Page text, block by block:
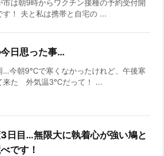
市は朝9時からワクチン接種の予約受付開
す！ 夫と私は携帯と自宅の ...
日思った事…
…今朝9℃で寒くなかったけれど、午後寒
来た 外気温3℃だって！ ...
日目…無限大に執着心が強い鳩と
です！